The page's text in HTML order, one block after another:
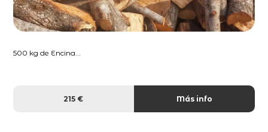
500 kg de Encina...
215 € Más info